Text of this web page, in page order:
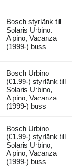
Bosch styrlänk till
Solaris Urbino,
Alpino, Vacanza
(1999-) buss
Bosch Urbino
(01.99-) styrlänk till
Solaris Urbino,
Alpino, Vacanza
(1999-) buss
Bosch Urbino
(01.99-) styrlänk till
Solaris Urbino,
Alpino, Vacanza
(1999-) buss